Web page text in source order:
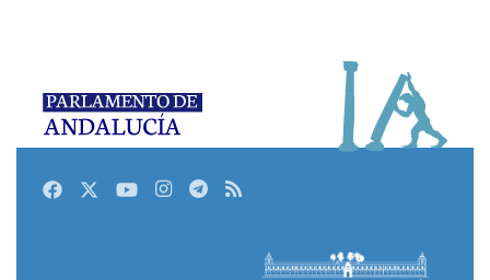
FacebookTwitterYoutubeInstagram
Telegram
RSS